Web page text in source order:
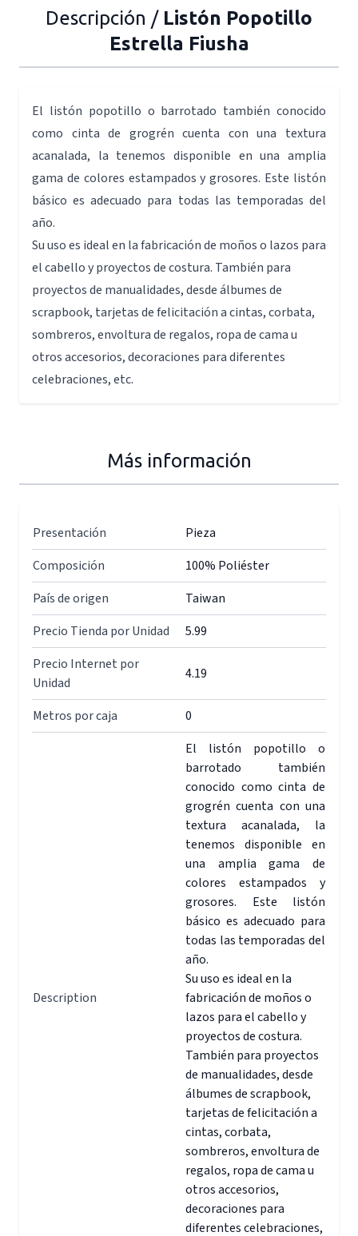
Descripción / Listón Popotillo
Estrella Fiusha
El listón popotillo o barrotado también conocido
como cinta de grogrén cuenta con una textura
acanalada, la tenemos disponible en una amplia
gama de colores estampados y grosores. Este listón
básico es adecuado para todas las temporadas del
año.
Su uso es ideal en la fabricación de moños o lazos para
el cabello y proyectos de costura. También para
proyectos de manualidades, desde álbumes de
scrapbook, tarjetas de felicitación a cintas, corbata,
sombreros, envoltura de regalos, ropa de cama u
otros accesorios, decoraciones para diferentes
celebraciones, etc.
Más información
Presentación
Pieza
Composición
100% Poliéster
País de origen
Taiwan
Precio Tienda por Unidad
5.99
Precio Internet por
Unidad
4.19
Metros por caja 0
Description
El listón popotillo o
barrotado también
conocido como cinta de
grogrén cuenta con una
textura acanalada, la
tenemos disponible en
una amplia gama de
colores estampados y
grosores. Este listón
básico es adecuado para
todas las temporadas del
año.
Su uso es ideal en la
fabricación de moños o
lazos para el cabello y
proyectos de costura.
También para proyectos
de manualidades, desde
álbumes de scrapbook,
tarjetas de felicitación a
cintas, corbata,
sombreros, envoltura de
regalos, ropa de cama u
otros accesorios,
decoraciones para
diferentes celebraciones,